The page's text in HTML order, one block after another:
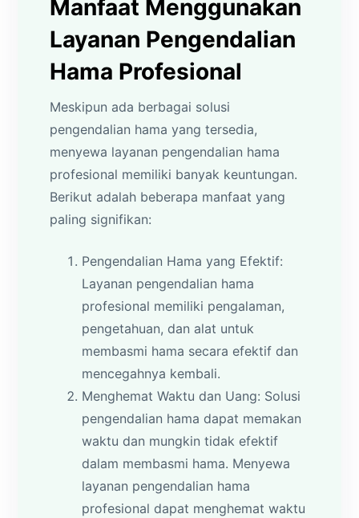
Manfaat Menggunakan
Layanan Pengendalian
Hama Profesional
Meskipun ada berbagai solusi
pengendalian hama yang tersedia,
menyewa layanan pengendalian hama
profesional memiliki banyak keuntungan.
Berikut adalah beberapa manfaat yang
paling signifikan:
Pengendalian Hama yang Efektif:
Layanan pengendalian hama
profesional memiliki pengalaman,
pengetahuan, dan alat untuk
membasmi hama secara efektif dan
mencegahnya kembali.
Menghemat Waktu dan Uang: Solusi
pengendalian hama dapat memakan
waktu dan mungkin tidak efektif
dalam membasmi hama. Menyewa
layanan pengendalian hama
profesional dapat menghemat waktu